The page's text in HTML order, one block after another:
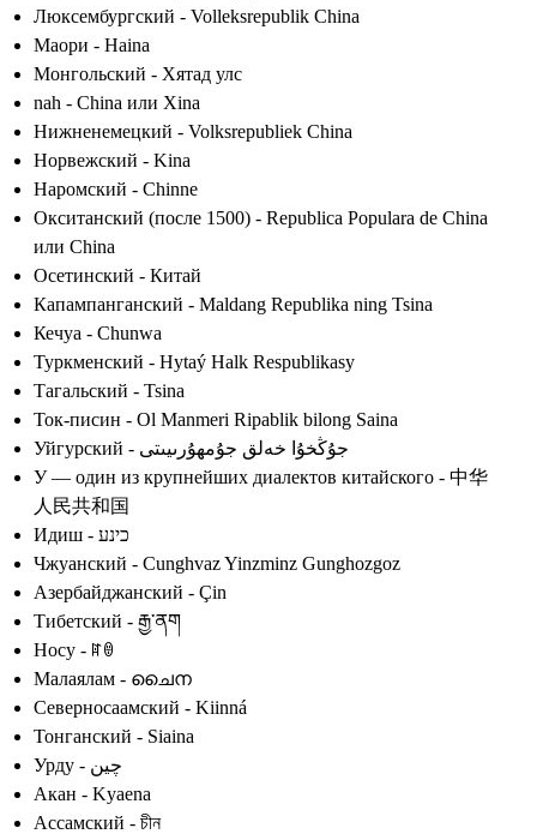
Люксембургский - Volleksrepublik China
Маори - Haina
Монгольский - Хятад улс
nah - China или Xina
Нижненемецкий - Volksrepubliek China
Норвежский - Kina
Наромский - Chinne
Окситанский (после 1500) - Republica Populara de China
или China
Осетинский - Китай
Капампанганский - Maldang Republika ning Tsina
Кечуа - Chunwa
Туркменский - Hytaý Halk Respublikasy
Тагальский - Tsina
Ток-писин - Ol Manmeri Ripablik bilong Saina
Уйгурский - جۇڭخۇا خەلق جۇمھۇرىيىتى
У — один из крупнейших диалектов китайского - 中华
人民共和国
Идиш - כינע
Чжуанский - Cunghvaz Yinzminz Gunghozgoz
Азербайджанский - Çin
Тибетский - རྒྱ་ནག
Носу - ꍏꇩ
Малаялам - ചൈന
Северносаамский - Kiinná
Тонганский - Siaina
Урду - چین
Акан - Kyaena
Ассамский - চীন